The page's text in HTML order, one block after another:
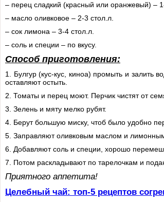
– перец сладкий (красный или оранжевый) –
– масло оливковое – 2-3 стол.л.
– сок лимона – 3-4 стол.л.
– соль и специи – по вкусу.
Способ приготовления:
1. Булгур (кус-кус, киноа) промыть и залить
оставляют остыть.
2. Томаты и перец моют. Перчик чистят от
3. Зелень и мяту мелко рубят.
4. Берут большую миску, чтоб было удобно
5. Заправляют оливковым маслом и
6. Добавляют соль и специи, хорошо
7. Потом раскладывают по тарелочкам и
Приятного аппетита!
Целебный чай: топ-5 рецептов